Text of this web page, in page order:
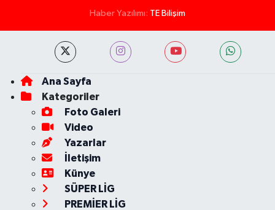
Haber Yazılımı: TE Bilişim
Ana Sayfa
Kategoriler
Foto Galeri
Video
Yazarlar
İletişim
Künye
SÜPER LİG
PREMİER LİG